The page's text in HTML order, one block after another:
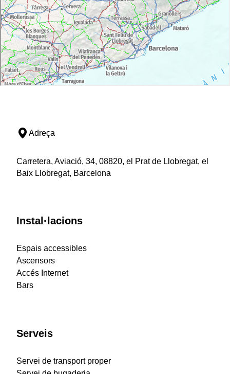
Adreça
Carretera, Aviació, 34, 08820, el Prat de Llobregat, el
Baix Llobregat, Barcelona
Instal·lacions
Espais accessibles
Ascensors
Accés Internet
Bars
Serveis
Servei de transport proper